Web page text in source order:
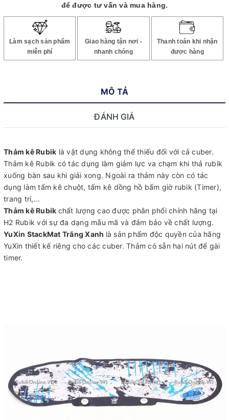
để được tư vấn và mua hàng.
Làm sạch sản phẩm
miễn phí
Giao hàng tận nơi -
nhanh chóng
Thanh toán khi nhận
được hàng
MÔ TẢ
ĐÁNH GIÁ
Thảm kê Rubik là vật dụng không thể thiếu đối với cả cuber.
Thảm kê Rubik có tác dụng làm giảm lực va chạm khi thả rubik
xuống bàn sau khi giải xong. Ngoài ra thảm này còn có tác
dụng làm tấm kê chuột, tấm kê dồng hồ bấm giờ rubik (Timer),
trang trí,...
Thảm kê Rubik chất lượng cao được phân phối chính hãng tại
H2 Rubik với sự đa dạng mẫu mã và đảm bảo về chất lượng.
YuXin StackMat Trắng Xanh là sản phẩm độc quyền của hãng
YuXin thiết kế riêng cho các cuber. Thảm có sẵn hai nút để gài
timer.